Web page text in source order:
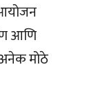
आयोजन
आणि
अनेक मोठे